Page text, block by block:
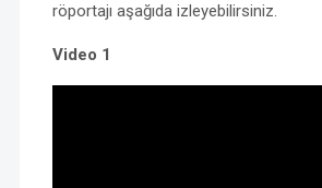
röportajı aşağıda izleyebilirsiniz.
Video 1